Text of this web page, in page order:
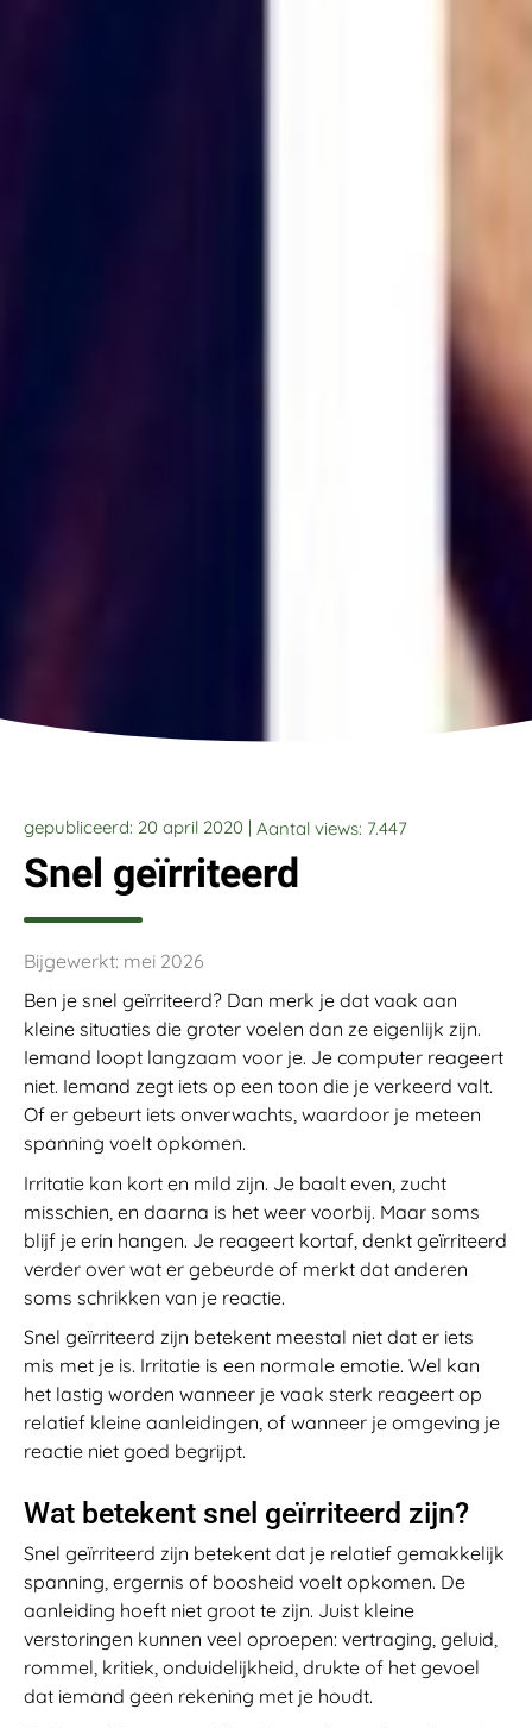
gepubliceerd: 20 april 2020 | Aantal views: 7.447
Snel geïrriteerd
Bijgewerkt: mei 2026
Ben je snel geïrriteerd? Dan merk je dat vaak aan
kleine situaties die groter voelen dan ze eigenlijk zijn.
Iemand loopt langzaam voor je. Je computer reageert
niet. Iemand zegt iets op een toon die je verkeerd valt.
Of er gebeurt iets onverwachts, waardoor je meteen
spanning voelt opkomen.
Irritatie kan kort en mild zijn. Je baalt even, zucht
misschien, en daarna is het weer voorbij. Maar soms
blijf je erin hangen. Je reageert kortaf, denkt geïrriteerd
verder over wat er gebeurde of merkt dat anderen
soms schrikken van je reactie.
Snel geïrriteerd zijn betekent meestal niet dat er iets
mis met je is. Irritatie is een normale emotie. Wel kan
het lastig worden wanneer je vaak sterk reageert op
relatief kleine aanleidingen, of wanneer je omgeving je
reactie niet goed begrijpt.
Wat betekent snel geïrriteerd zijn?
Snel geïrriteerd zijn betekent dat je relatief gemakkelijk
spanning, ergernis of boosheid voelt opkomen. De
aanleiding hoeft niet groot te zijn. Juist kleine
verstoringen kunnen veel oproepen: vertraging, geluid,
rommel, kritiek, onduidelijkheid, drukte of het gevoel
dat iemand geen rekening met je houdt.